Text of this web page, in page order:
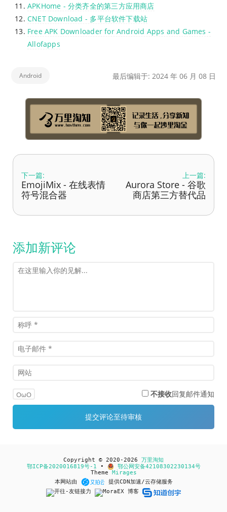
APKHome - 分类齐全的第三方应用商店
CNET Download - 多平台软件下载站
Free APK Downloader for Android Apps and Games -
Allofapps
Android 最后编辑于: 2024 年 06 月 08 日
下一篇:
EmojiMix - 在线表情
符号混合器
上一篇:
Aurora Store - 谷歌
商店第三方替代品
添加新评论
OωO 不接收回复邮件通知
Copyright © 2020-2026 万里淘知
鄂ICP备2020016819号-1 •
鄂公网安备42108302230134号
Theme Mirages
本网站由
提供CDN加速/云存储服务